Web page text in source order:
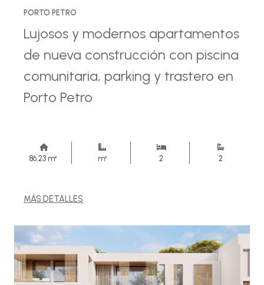
PORTO PETRO
Lujosos y modernos apartamentos
de nueva construcción con piscina
comunitaria, parking y trastero en
Porto Petro
86,23 m² m² 2 2
MÁS DETALLES